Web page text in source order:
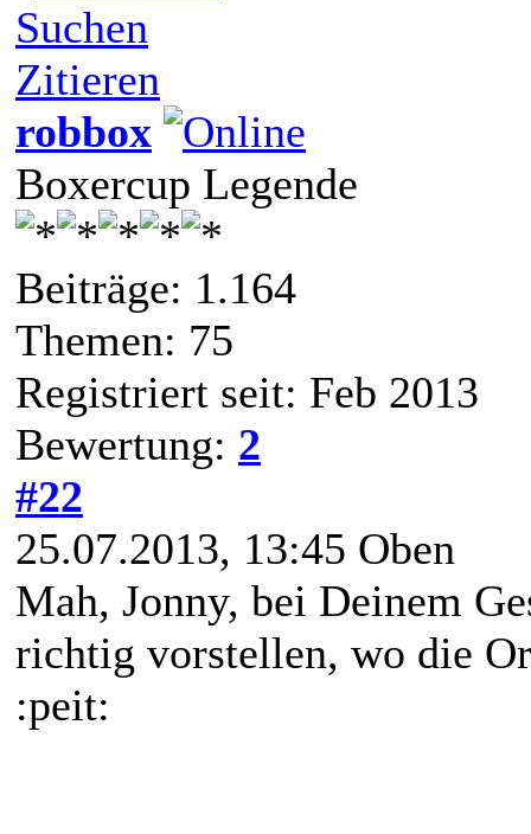
Suchen
Zitieren
robbox
Boxercup Legende
Beiträge: 1.164
Themen: 75
Registriert seit: Feb 2013
Bewertung: 2
#22
25.07.2013, 13:45 Oben
Mah, Jonny, bei Deinem
richtig vorstellen, wo die
:peit: